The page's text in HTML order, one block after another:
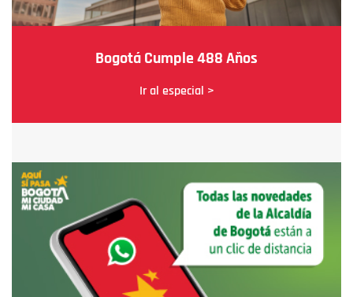
Bogotá Cumple 488 Años
Ir al especial >